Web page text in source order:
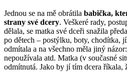
Jednou se na mě obrátila babička,
strany své dcery. Veškeré rady,
dělala, se matka své dceři snažila
po dětech – postýlku, boty, chodítka,
odmítala a na všechno měla jiný
nepoužívala atd. Matka (v současné
odmítnutá. Jako by jí tím dcera říkala,